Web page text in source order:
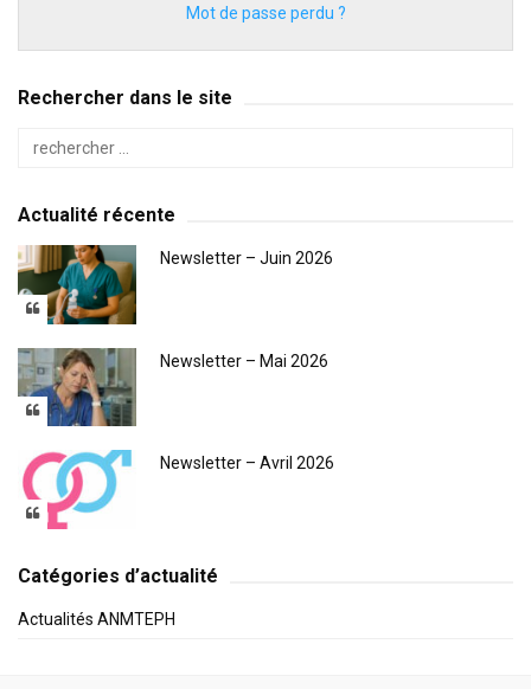
Mot de passe perdu ?
Rechercher dans le site
Actualité récente
Newsletter – Juin 2026
Newsletter – Mai 2026
Newsletter – Avril 2026
Catégories d’actualité
Actualités ANMTEPH